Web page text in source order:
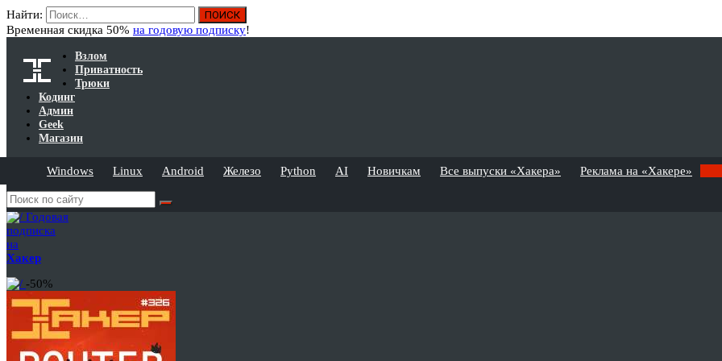
Найти:
Временная скидка 50% на годовую подписку!
Взлом
Приватность
Трюки
Кодинг
Админ
Geek
Магазин
Windows Linux Android Железо Python AI Новичкам Все выпуски «Хакера» Реклама на «Хакере»
Годовая
подписка
на
Хакер
-50%